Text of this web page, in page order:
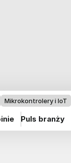
Mikrokontrolery i IoT
Puls branży